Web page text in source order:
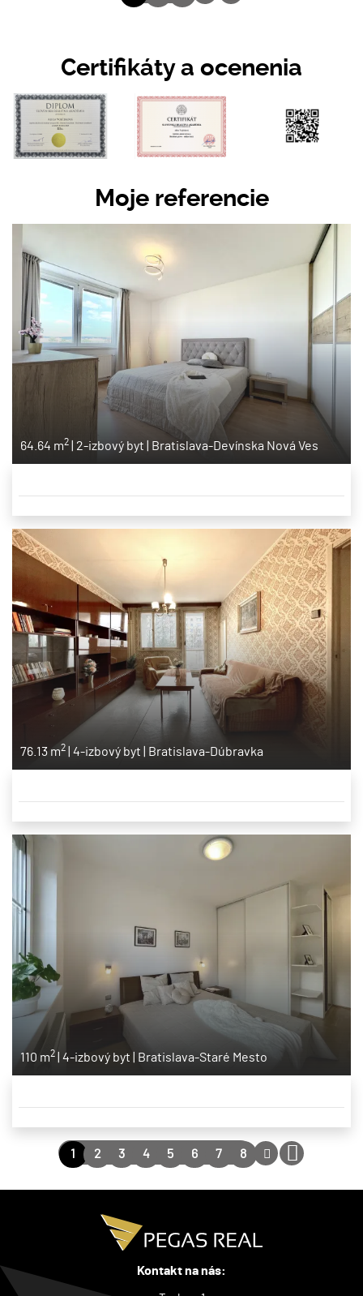
Certifikáty a ocenenia
Moje referencie
64.64 m2 2-izbový byt Bratislava-Devínska Nová Ves
76.13 m2 4-izbový byt Bratislava-Dúbravka
110 m2 4-izbový byt Bratislava-Staré Mesto
1 2 3 4 5 6 7 8
Kontakt na nás: